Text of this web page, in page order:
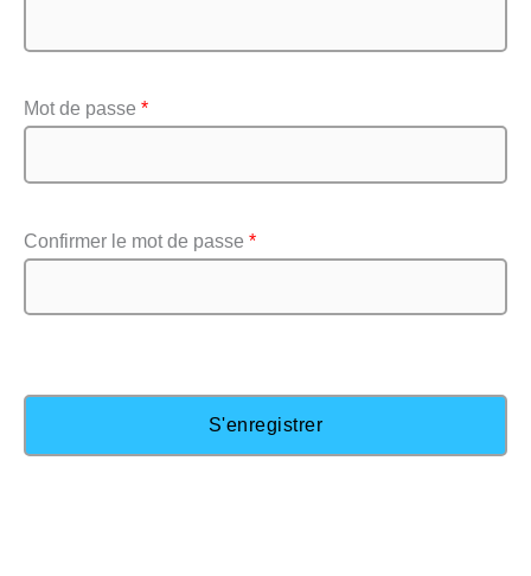
Mot de passe *
Confirmer le mot de passe *